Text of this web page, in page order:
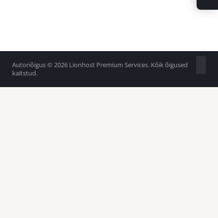
Autoriõigus © 2026 Lionhost Premium Services. Kõik õigused
kaitstud.